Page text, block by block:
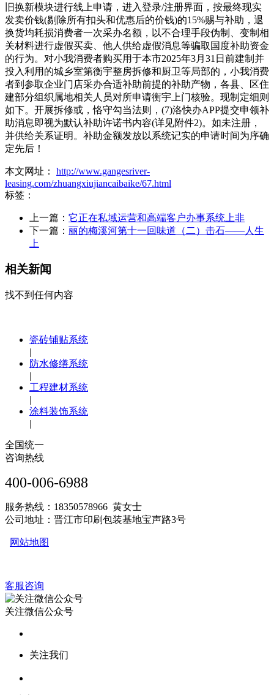
旧换新模块进行线上申请，进入登录/注册界面，按最终现实
发卖价钱(剔除所有扣头和优惠后的价钱)的15%赐与补助，退
换货均耗损消费者一次采办名额，以不合理手段伪制、变制相
关材料进行虚假买卖、他人供给虚假消息等骗取国度补助资金
的行为。对小我消费者购买用于本市2025年3月31日前建制并
投入利用的城乡室第衡宇整房拆修和厨卫等局部的，小我消费
者到参取企业门店采办合适补助前提的补助产物，各县、区住
建部分组织属地相关人员对所申请衡宇上门核验。现制定细则
如下。开展拆修或，恪守勾当法则，(7)洛快办APP提交申领补
助消息即视为默认补助许诺书内容(详见附件2)。如未注册，
并供给关系证明。补助金额发放以系统记实的申请时间为序确
定先后！
本文网址： http://www.gangesriver-
leasing.com/zhuangxiujiancaibaike/67.html
标签：
上一篇： 它正在私域运营和高端客户办事系统上非
下一篇： 丽的梅溪河第十一回味道（二）击石——人生
上
相关新闻
找不到任何内容
瓷砖铺贴系统
|
防水修缮系统
|
工程建材系统
|
涂料装饰系统
|
全国统一
咨询热线
400-006-6988
服务热线：18350578966 黄女士
公司地址：晋江市印刷包装基地宝声路3号
网站地图
客服咨询
关注微信公众号
关注我们